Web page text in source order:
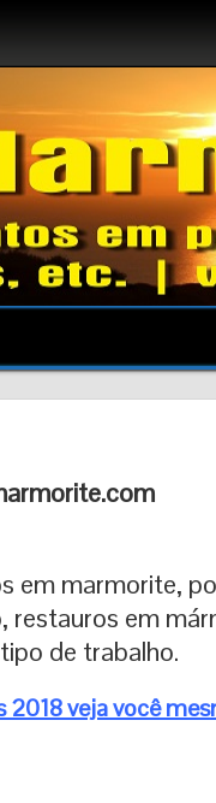
em marmorite,
restauros em
de trabalho.
veja você